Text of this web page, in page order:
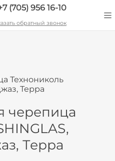
(705) 956 16-10
обратный звонок
Технониколь
Терра
черепица
Терра